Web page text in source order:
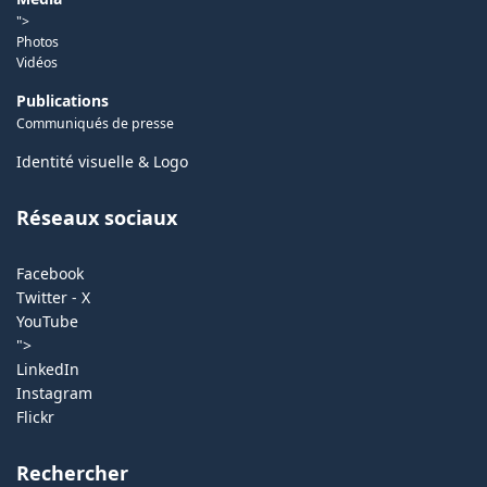
">
Photos
Vidéos
Publications
Communiqués de presse
Identité visuelle & Logo
Réseaux sociaux
Facebook
Twitter - X
YouTube
">
LinkedIn
Instagram
Flickr
Rechercher